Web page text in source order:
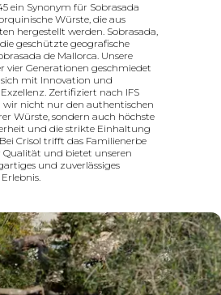
ein Synonym für Sobrasada
Würste, die aus
hergestellt werden. Sobrasada,
geschützte geografische
de Mallorca. Unsere
vier Generationen geschmiedet
mit Innovation und
Zertifiziert nach IFS
wir nicht nur den authentischen
Würste, sondern auch höchste
und die strikte Einhaltung
Crisol trifft das Familienerbe
Qualität und bietet unseren
und zuverlässiges